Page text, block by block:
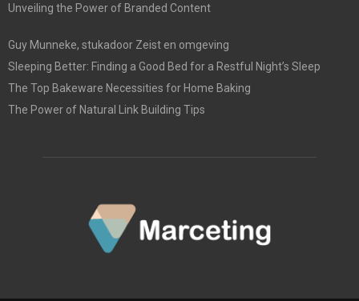
Unveiling the Power of Branded Content
Guy Munneke, stukadoor Zeist en omgeving
Sleeping Better: Finding a Good Bed for a Restful Night’s Sleep
The Top Bakeware Necessities for Home Baking
The Power of Natural Link Building Tips